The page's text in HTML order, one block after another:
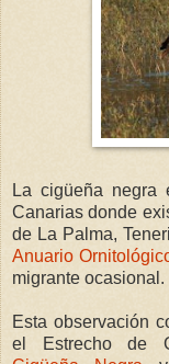
La cigüeña
Canarias donde
de La Palma,
Anuario
migrante ocasional.
Esta observación
el Estrecho de